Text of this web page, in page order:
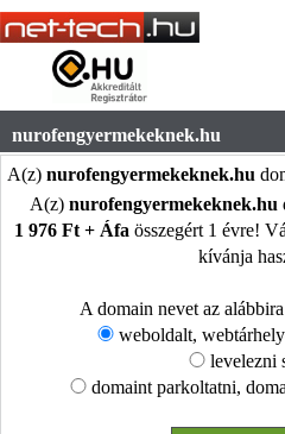
nurofengyermekeknek.hu
A(z) nurofengyermekeknek.hu
A(z) nurofengyermekeknek.hu
1 976 Ft + Áfa összegért 1 évre!
kívánja
A domain nevet az
weboldalt,
levelezni
domaint parkoltatni,